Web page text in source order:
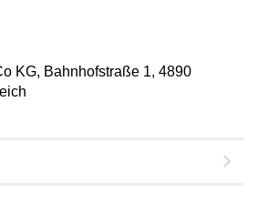
KG, Bahnhofstraße 1, 4890